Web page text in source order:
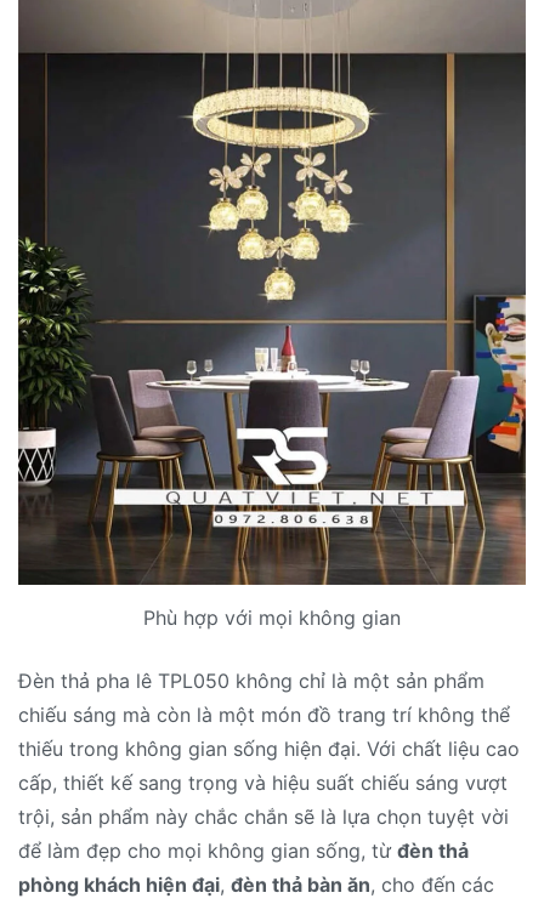
Phù hợp với mọi không gian
Đèn thả pha lê TPL050 không chỉ là một sản phẩm
chiếu sáng mà còn là một món đồ trang trí không thể
thiếu trong không gian sống hiện đại. Với chất liệu cao
cấp, thiết kế sang trọng và hiệu suất chiếu sáng vượt
trội, sản phẩm này chắc chắn sẽ là lựa chọn tuyệt vời
để làm đẹp cho mọi không gian sống, từ đèn thả
phòng khách hiện đại, đèn thả bàn ăn, cho đến các